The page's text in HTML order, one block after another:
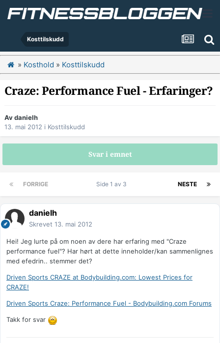
Kosttilskudd
» Kosthold » Kosttilskudd
Craze: Performance Fuel - Erfaringer?
Avdanielh
13. mai 2012 i Kosttilskudd
Svar i emnet
FORRIGE NESTE
Side 1 av 3
danielh
Skrevet 13. mai 2012
Hei! Jeg lurte på om noen av dere har erfaring med "Craze
performance fuel"? Har hørt at dette inneholder/kan sammenlignes
med efedrin.. stemmer det?
Driven Sports CRAZE at Bodybuilding.com: Lowest Prices for
CRAZE!
Driven Sports Craze: Performance Fuel - Bodybuilding.com Forums
Takk for svar